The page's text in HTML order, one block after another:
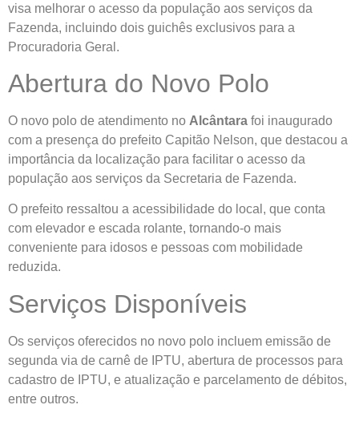
visa melhorar o acesso da população aos serviços da
Fazenda, incluindo dois guichês exclusivos para a
Procuradoria Geral.
Abertura do Novo Polo
O novo polo de atendimento no Alcântara foi inaugurado
com a presença do prefeito Capitão Nelson, que destacou a
importância da localização para facilitar o acesso da
população aos serviços da Secretaria de Fazenda.
O prefeito ressaltou a acessibilidade do local, que conta
com elevador e escada rolante, tornando-o mais
conveniente para idosos e pessoas com mobilidade
reduzida.
Serviços Disponíveis
Os serviços oferecidos no novo polo incluem emissão de
segunda via de carnê de IPTU, abertura de processos para
cadastro de IPTU, e atualização e parcelamento de débitos,
entre outros.